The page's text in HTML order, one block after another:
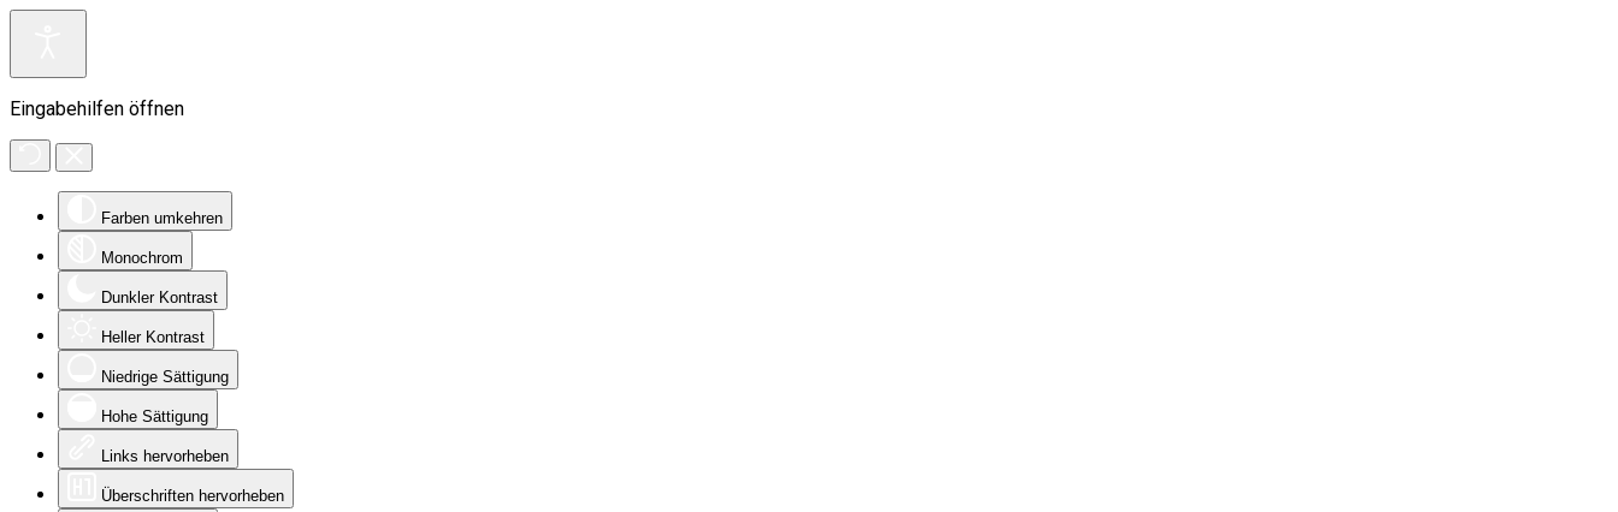
Eingabehilfen öffnen
Farben umkehren
Monochrom
Dunkler Kontrast
Heller Kontrast
Niedrige Sättigung
Hohe Sättigung
Links hervorheben
Überschriften hervorheben